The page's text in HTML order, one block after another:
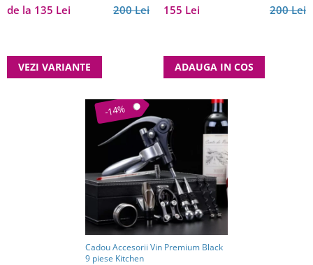
200 Lei
de la 135 Lei
VEZI VARIANTE
200 Lei
155 Lei
ADAUGA IN COS
-14%
Cadou Accesorii Vin Premium Black
9 piese Kitchen